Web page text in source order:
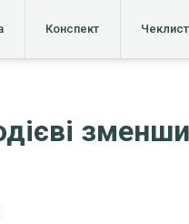
Конспект